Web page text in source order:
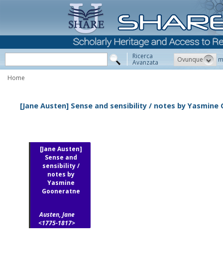
Ricerca
Avanzata Ovunque
Home
[Jane Austen] Sense and sensibility / notes by Yasmine
[Jane Austen]
Sense and
sensibility /
notes by
Yasmine
Gooneratne
Austen, Jane
<1775-1817>